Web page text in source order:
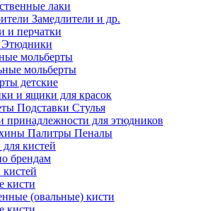
лаки
Замедлители и др.
и перчатки
мольберты
мольберты
детские
и ящики для красок
Подставки Стулья
принадлежности для этюдников
Палитры Пеналы
кистей
брендам
кисти
(овальные) кисти